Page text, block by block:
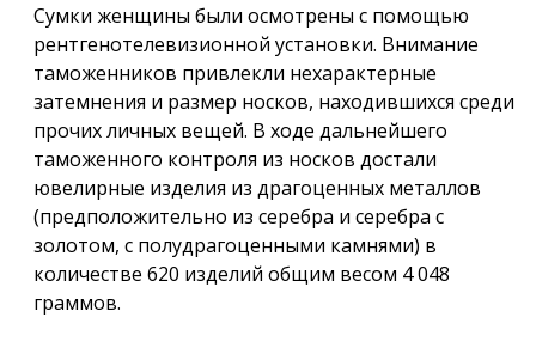
Сумки женщины были осмотрены с помощью
рентгенотелевизионной установки. Внимание
таможенников привлекли нехарактерные
затемнения и размер носков, находившихся среди
прочих личных вещей. В ходе дальнейшего
таможенного контроля из носков достали
ювелирные изделия из драгоценных металлов
(предположительно из серебра и серебра с
золотом, с полудрагоценными камнями) в
количестве 620 изделий общим весом 4 048
граммов.